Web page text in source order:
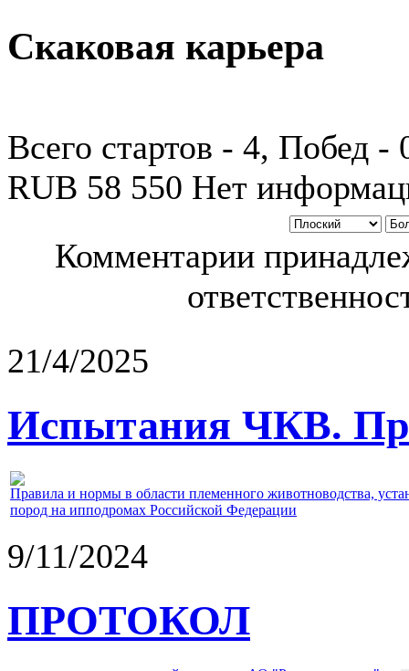
Скаковая карьера
Всего стартов - 4, Побед
RUB 58 550 Нет
Комментарии
21/4/2025
Испытания ЧКВ.
Правила и нормы в области племенного животноводства,
пород на ипподромах Российской Федерации
9/11/2024
ПРОТОКОЛ